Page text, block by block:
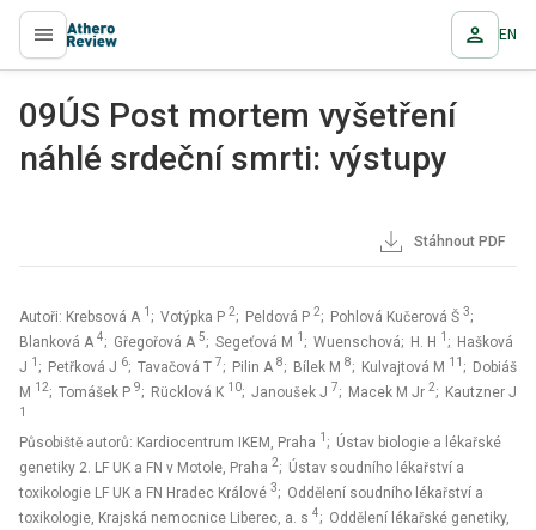
proLékaře.cz EN
09ÚS Post mortem vyšetření
náhlé srdeční smrti: výstupy
Stáhnout PDF
Autoři: Krebsová A 1 ; Votýpka P 2; Peldová P 2; Pohlová Kučerová Š 3;
Blanková A 4; Gřegořová A 5; Segeťová M 1 ; Wuenschová; H. H 1 ; Hašková
J 1 ; Petřková J 6; Tavačová T 7; Pilin A 8; Bílek M 8; Kulvajtová M 11 ; Dobiáš
M 12; Tomášek P 9; Rücklová K 10; Janoušek J 7; Macek M Jr 2; Kautzner J
1
Působiště autorů: Kardiocentrum IKEM, Praha 1 ; Ústav biologie a lékařské
genetiky 2. LF UK a FN v Motole, Praha 2; Ústav soudního lékařství a
toxikologie LF UK a FN Hradec Králové 3; Oddělení soudního lékařství a
toxikologie, Krajská nemocnice Liberec, a. s 4; Oddělení lékařské genetiky,